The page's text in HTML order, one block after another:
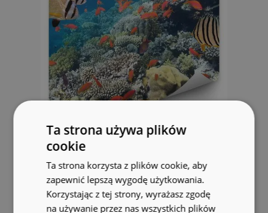
Koralowe rafa ryby
104.99 zł
Ta strona używa plików
cookie
Ta strona korzysta z plików cookie, aby
zapewnić lepszą wygodę użytkowania.
Korzystając z tej strony, wyrażasz zgodę
na używanie przez nas wszystkich plików